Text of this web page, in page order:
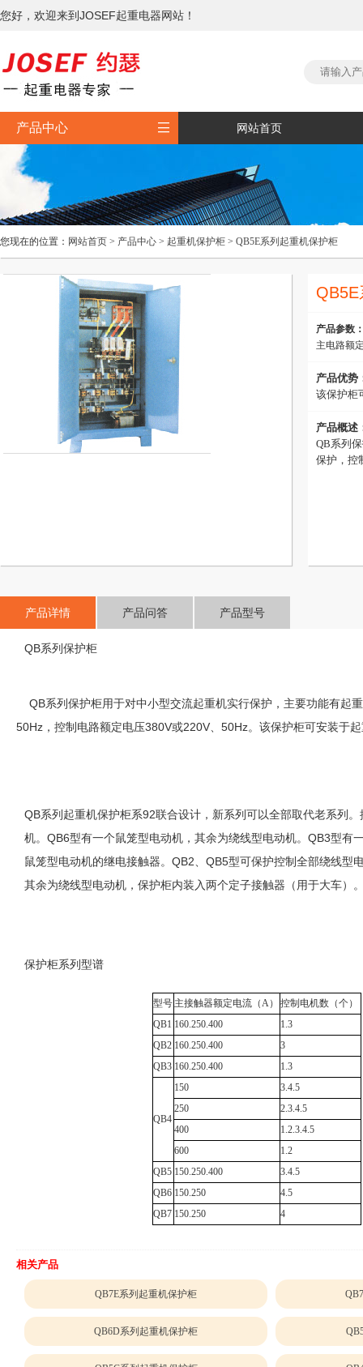
您好，欢迎来到JOSEF起重电器网站！
产品中心  网站首页
您现在的位置： 网站首页 > 产品中心 > 起重机保护柜 > QB5E系列起重机保护柜
产品参数
主电路额
产品优势
该保护柜
产品概述
QB系列
保护，控
产品详情 产品问答 产品型号
QB系列保护柜
QB系列保护柜用于对中小型交流起重机实行保护，主要功能有起
50Hz，控制电路额定电压380V或220V、50Hz。该保护柜可安装于
QB系列起重机保护柜系92联合设计，新系列可以全部取代老系列
机。QB6型有一个鼠笼型电动机，其余为绕线型电动机。QB3型
鼠笼型电动机的继电接触器。QB2、QB5型可保护控制全部绕线
其余为绕线型电动机，保护柜内装入两个定子接触器（用于大车）
保护柜系列型谱
型号 主接触器额定电流（A）
控制电机数（个）
QB1 160.250.400
1.3
QB2 160.250.400
3
QB3 160.250.400 1.3
QB4
150
3.4.5
250
2.3.4.5
400
1.2.3.4.5
600
1.2
QB5 150.250.400
3.4.5
QB6 150.250
4.5
QB7 150.250 4
相关产品
QB7E系列起重机保护柜
QB6D系列起重机保护柜